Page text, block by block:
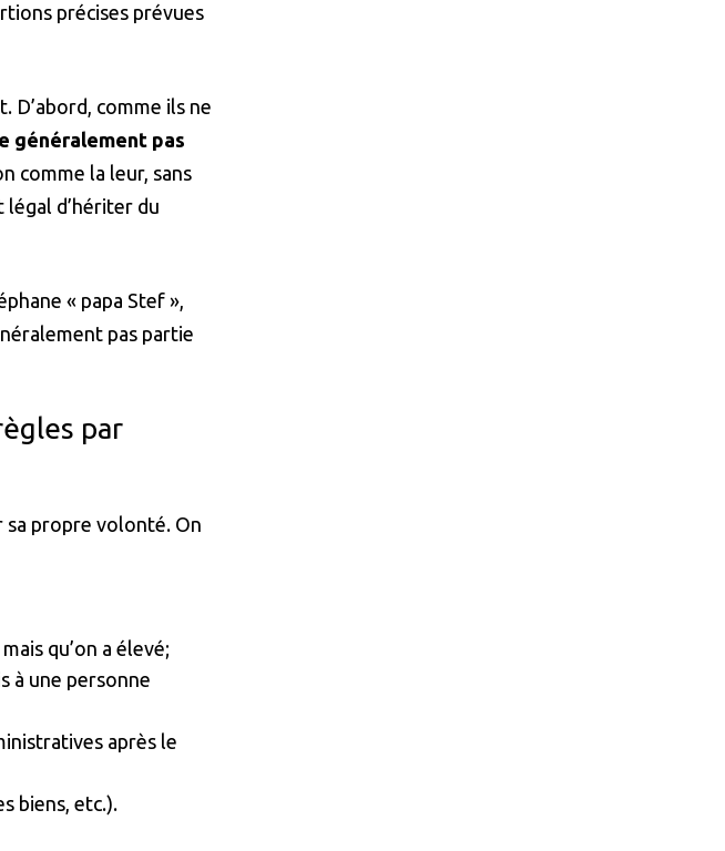
précises prévues
D’abord, comme ils ne
généralement pas
comme la leur, sans
d’hériter du
« papa Stef »,
pas partie
par
sa propre volonté. On
qu’on a élevé;
à une personne
après le
biens, etc.).